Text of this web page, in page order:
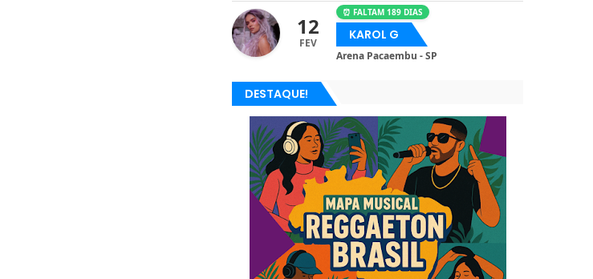
12
FEV
⏰ FALTAM 189 DIAS
KAROL G
Arena Pacaembu - SP
DESTAQUE!